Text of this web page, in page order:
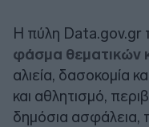
Η πύλη Data.gov.gr
φάσμα θεματικών
αλιεία, δασοκομία
και αθλητισμό,
δημόσια ασφάλεια,